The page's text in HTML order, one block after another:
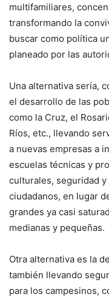
multifamiliares,
transformando la
buscar como política
planeado por las
Una alternativa sería,
el desarrollo de las
como la Cruz, el
Ríos, etc., llevando
a nuevas empresas a
escuelas técnicas y
culturales, seguridad
ciudadanos, en lugar
grandes ya casi
medianas y pequeñas.
Otra alternativa es la
también llevando
para los campesinos,